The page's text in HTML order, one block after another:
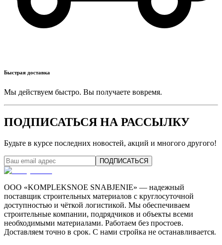
Быстрая доставка
Мы действуем быстро. Вы получаете вовремя.
ПОДПИСАТЬСЯ НА РАССЫЛКУ
Будьте в курсе последних новостей, акций и многого другого!
ПОДПИСАТЬСЯ
ООО «KOMPLEKSNOE SNABJENIE» — надежный
поставщик строительных материалов с круглосуточной
доступностью и чёткой логистикой. Мы обеспечиваем
строительные компании, подрядчиков и объекты всеми
необходимыми материалами. Работаем без простоев.
Доставляем точно в срок. С нами стройка не останавливается.